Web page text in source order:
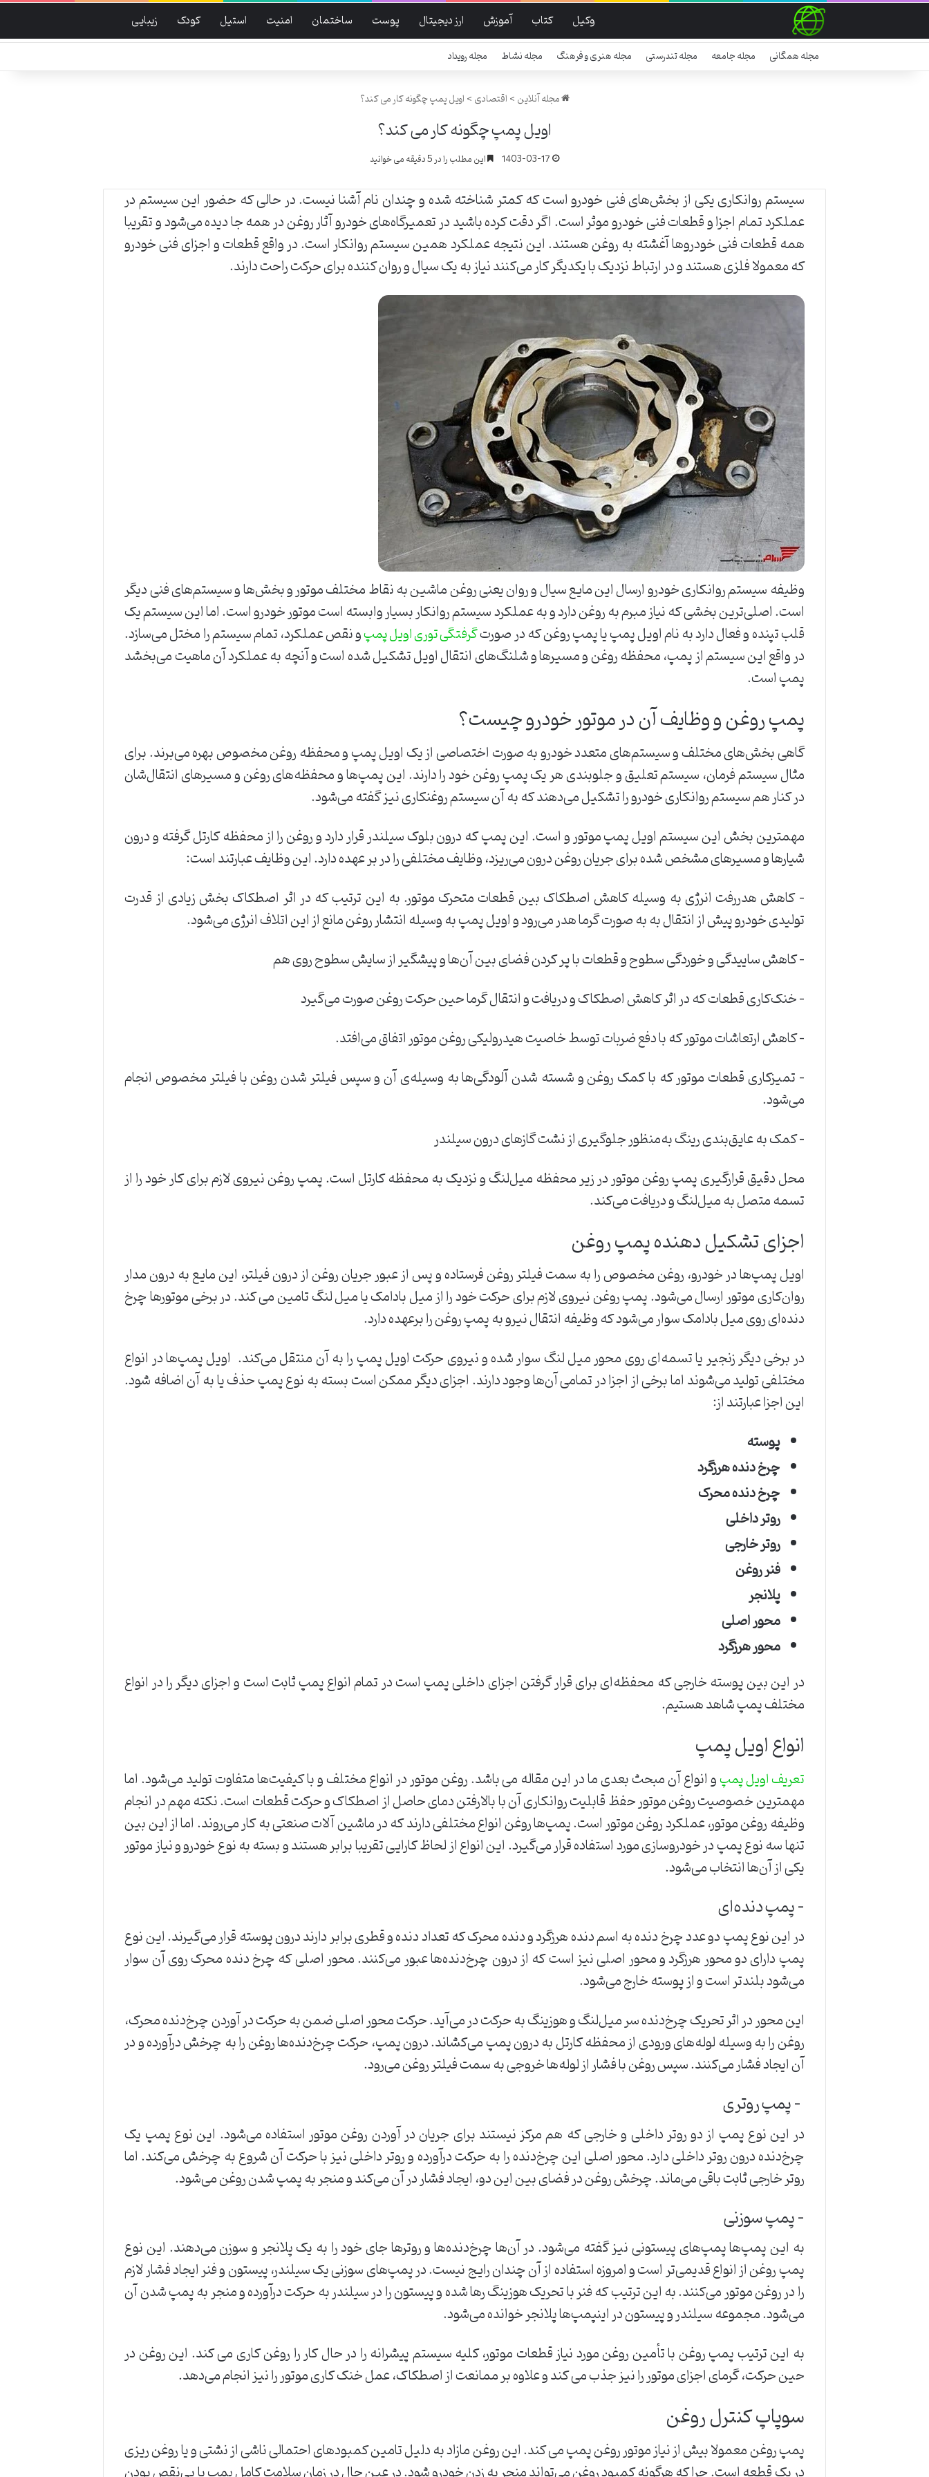
وکیل کتاب آموزش ارز دیجیتال پوست ساختمان امنیت استیل کودک زیبایی
مجله همگانی مجله جامعه مجله تندرستی مجله هنری و فرهنگ مجله نشاط مجله رویداد
مجله آنلاین>اقتصادی>اویل پمپ چگونه کار می کند؟
اویل پمپ چگونه کار می کند؟
1403-03-17 این مطلب را در 5 دقیقه می خوانید
سیستم روانکاری یکی از بخش‌‌های فنی خودرو است که کمتر شناخته شده و چندان نام آشنا نیست. در حالی که حضور این سیستم در
عملکرد تمام اجزا و قطعات فنی خودرو موثر است. اگر دقت کرده باشید در تعمیرگاه‌های خودرو آثار روغن در همه جا دیده می‌شود و تقریبا
همه قطعات فنی خودروها آغشته به روغن هستند. این نتیجه عملکرد همین سیستم روانکار است. در واقع قطعات و اجزای فنی خودرو
که معمولا فلزی هستند و در ارتباط نزدیک با یکدیگر کار می‌کنند نیاز به یک سیال و روان کننده برای حرکت راحت دارند.
وظیفه سیستم روانکاری خودرو ارسال این مایع سیال و روان یعنی روغن ماشین به نقاط مختلف موتور و بخش‌ها و سیستم‌های فنی دیگر
است. اصلی‌ترین بخشی که نیاز مبرم به روغن دارد و به عملکرد سیستم روانکار بسیار وابسته است موتور خودرو است. اما این سیستم یک
قلب تپنده و فعال دارد به نام اویل پمپ یا پمپ روغن که در صورتگرفتگی توری اویل پمپو نقص عملکرد، تمام سیستم را مختل می‌سازد.
در واقع این سیستم از پمپ، محفظه روغن و مسیرها و شلنگ‌های انتقال اویل تشکیل شده است و آنچه به عملکرد آن ماهیت می‌بخشد
پمپ است.
پمپ روغن و وظایف آن در موتور خودرو چیست؟
گاهی بخش‌های مختلف و سیستم‌های متعدد خودرو به صورت اختصاصی از یک اویل پمپ و محفظه روغن مخصوص بهره می‌برند. برای
مثال سیستم فرمان، سیستم تعلیق و جلوبندی هر یک پمپ روغن خود را دارند. این پمپ‌ها و محفظه‌های روغن و مسیرهای انتقال‌شان
در کنار هم سیستم روانکاری خودرو را تشکیل می‌دهند که به آن سیستم روغنکاری نیز گفته می‌شود.
مهمترین بخش این سیستم اویل پمپ موتور و است. این پمپ که درون بلوک سیلندر قرار دارد و روغن را از محفظه کارتل گرفته و درون
شیارها و مسیرهای مشخص شده برای جریان روغن درون می‌ریزد، وظایف مختلفی را در بر عهده دارد. این وظایف عبارتند است:
– کاهش هدررفت انرژی به وسیله کاهش اصطکاک بین قطعات متحرک موتور. به این ترتیب که در اثر اصطکاک بخش زیادی از قدرت
تولیدی خودرو پیش از انتقال به به صورت گرما هدر می‌رود و اویل پمپ به وسیله انتشار روغن مانع از این اتلاف انرژی می‌شود.
– کاهش ساییدگی و خوردگی سطوح و قطعات با پر کردن فضای بین آن‌ها و پیشگیر از سایش سطوح روی هم
– خنک‌کاری قطعات که در اثر کاهش اصطکاک و دریافت و انتقال گرما حین حرکت روغن صورت می‌گیرد
– کاهش ارتعاشات موتور که با دفع ضربات توسط خاصیت هیدرولیکی روغن موتور اتفاق می‌افتد.
– تمیزکاری قطعات موتور که با کمک روغن و شسته شدن آلودگی‌ها به وسیله‌‌ی آن و سپس فیلتر شدن روغن با فیلتر مخصوص انجام
می‌شود.
– کمک به عایق‌بندی رینگ به‌منظور جلوگیری از نشت گازهای درون سیلندر
محل دقیق قرارگیری پمپ روغن موتور در زیر محفظه میل‌لنگ و نزدیک به محفظه کارتل است. پمپ روغن نیروی لازم برای کار خود را از
تسمه متصل به میل‌لنگ و دریافت می‌کند.
اجزای تشکیل دهنده پمپ روغن
اویل پمپ‌ها در خودرو، روغن مخصوص را به سمت فیلتر روغن فرستاده و پس از عبور جریان روغن از درون فیلتر، این مایع به درون مدار
روان‌کاری موتور ارسال می‌شود. پمپ روغن نیروی لازم برای حرکت خود را از میل بادامک یا میل لنگ تامین می کند. در برخی موتورها چرخ
دنده‌ای روی میل بادامک سوار می‌شود که وظیفه انتقال نیرو به پمپ روغن را برعهده دارد.
در برخی دیگر زنجیر یا تسمه‌ای روی محور میل لنگ سوار شده و نیروی حرکت اویل پمپ را به آن منتقل می‌کند. اویل پمپ‌ها در انواع
مختلفی تولید می‌شوند اما برخی از اجزا در تمامی آن‌ها وجود دارند. اجزای دیگر ممکن است بسته به نوع پمپ حذف یا به آن اضافه شود.
این اجزا عبارتند از:
پوسته
چرخ دنده هرزگرد
چرخ دنده محرک
روتر داخلی
روتر خارجی
فنر روغن
پلانجر
محور اصلی
محور هرزگرد
در این بین پوسته خارجی که محفظه‌‌ای برای قرار گرفتن اجزای داخلی پمپ است در تمام انواع پمپ ثابت است و اجزای دیگر را در انواع
مختلف پمپ شاهد هستیم.
انواع اویل پمپ
تعریف اویل پمپو انواع آن مبحث بعدی ما در این مقاله می باشد. روغن موتور در انواع مختلف و با کیفیت‌ها متفاوت تولید می‌شود. اما
مهمترین خصوصیت روغن موتور حفظ قابلیت روانکاری آن با بالارفتن دمای حاصل از اصطکاک و حرکت قطعات است. نکته مهم در انجام
وظیفه روغن موتور، عملکرد روغن موتور است. پمپ‌ها روغن انواع مختلفی دارند که در ماشین آلات صنعتی به کار می‌روند. اما از این بین
تنها سه نوع پمپ در خودروسازی مورد استفاده قرار می‌گیرد. این انواع از لحاظ کارایی تقریبا برابر هستند و بسته به نوع خودرو و نیاز موتور
یکی از آن‌ها انتخاب می‌شود.
– پمپ دنده‌ای
در این نوع پمپ دو عدد چرخ دنده به اسم دنده هرزگرد و دنده محرک که تعداد دنده و قطری برابر دارند درون پوسته قرار می‌گیرند. این نوع
پمپ دارای دو محور هرزگرد و محور اصلی نیز است که از درون چرخ‌دنده‌ها عبور می‌کنند. محور اصلی که چرخ دنده محرک روی آن سوار
می‌شود بلندتر است و از پوسته خارج می‌شود.
این محور در اثر تحریک چرخ‌دنده سر میل‌لنگ و هوزینگ به حرکت در می‌آید. حرکت محور اصلی ضمن به حرکت در آوردن چرخ‌دنده محرک،
روغن را به وسیله لوله‌های ورودی از محفظه کارتل به درون پمپ می‌کشاند. درون پمپ، حرکت چرخ‌دنده‌ها روغن را به چرخش درآورده و در
آن ایجاد فشار می‌کنند. سپس روغن با فشار از لوله‌ها خروجی به سمت فیلتر روغن می‌رود.
– پمپ روتری
در این نوع پمپ از دو روتر داخلی و خارجی که هم مرکز نیستند برای جریان در آوردن روغن موتور استفاده می‌شود. این نوع پمپ یک
چرخ‌دنده درون روتر داخلی دارد. محور اصلی این چرخ‌دنده را به حرکت درآورده و روتر داخلی نیز با حرکت آن شروع به چرخش می‌کند. اما
روتر خارجی ثابت باقی می‌ماند. چرخش روغن در فضای بین این دو، ایجاد فشار در آن می‌کند و منجر به پمپ شدن روغن می‌شود.
– پمپ سوزنی
به این پمپ‌ها پمپ‌های پیستونی نیز گفته می‌شود. در آن‌ها چرخ‌دنده‌ها و روترها جای خود را به یک پلانجر و سوزن می‌دهند. این نوع
پمپ روغن از انواع قدیمی‌تر است و امروزه استفاده از آن چندان رایج نیست. در پمپ‌های سوزنی یک سیلندر، پیستون و فنر ایجاد فشار لازم
را در روغن موتور می‌کنند. به این ترتیب که فنر با تحریک هوزینگ رها شده و پیستون را در سیلندر به حرکت درآورده و منجر به پمپ شدن آن
می‌شود. مجموعه سیلندر و پیستون در اینپمپ‌ها پلانجر خوانده می‌شود.
به این ترتیب پمپ روغن با تأمین روغن مورد نیاز قطعات موتور، کلیه سیستم پیشرانه را در حال کار را روغن کاری می کند. این روغن در
حین حرکت، گرمای اجزای موتور را نیز جذب می کند و علاوه بر ممانعت از اصطکاک، عمل خنک کاری موتور را نیز انجام می‌دهد.
سوپاپ کنترل روغن
پمپ روغن معمولا بیش از نیاز موتور روغن پمپ می کند. این روغن مازاد به دلیل تامین کمبودهای احتمالی ناشی از نشتی و یا روغن ریزی